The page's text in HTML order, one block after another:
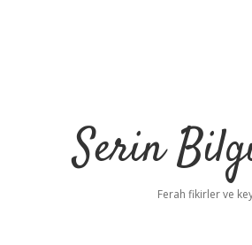
Serin
Ferah fikirler ve